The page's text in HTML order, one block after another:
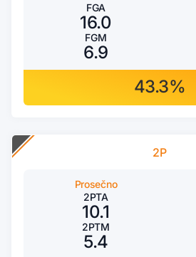
FGA
16.0
FGM
6.9
43.3%
2P
Prosečno
2PTA
10.1
2PTM
5.4